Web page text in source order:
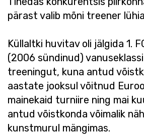
pärast valib mõni treener
Küllaltki huvitav oli jälgida 1.
(2006 sündinud)
treeningut, kuna antud
aastate jooksul võitnud
mainekaid turniire ning mai
antud võistkonda võimalik
kunstmurul mängimas.